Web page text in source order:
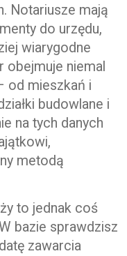
Notariusze mają
do urzędu,
wiarygodne
obejmuje niemal
od mieszkań i
budowlane i
na tych danych
metodą
to jednak coś
bazie sprawdzisz
zawarcia